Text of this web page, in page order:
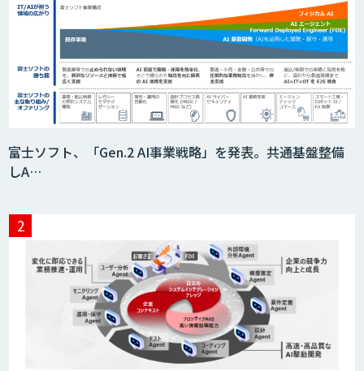
富士ソフト、「Gen.2 AI事業戦略」を発表。共通基盤整備
しA…